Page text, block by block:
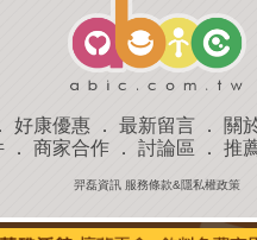
好康優惠 ． 最新留言 ． 關
． 商家合作． 討論區 ． 推
羿磊資訊 服務條款&隱私權政策